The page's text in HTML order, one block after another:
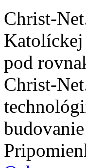
Christ-
pod
Christ-